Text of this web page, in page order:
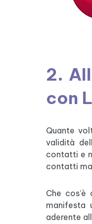
2.
con
Quante
validità
contatti e
contatti ma
Che
manifesta
aderente